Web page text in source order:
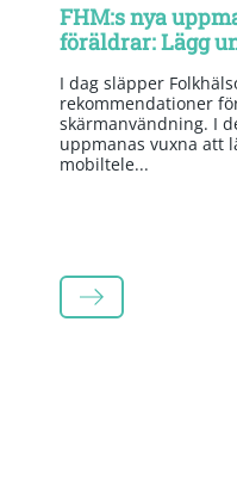
FHM:s nya
föräldrar: Lägg
I dag släpper
rekommendationer
skärmanvändning. I
uppmanas vuxna att
mobiltele...
LÄS MER